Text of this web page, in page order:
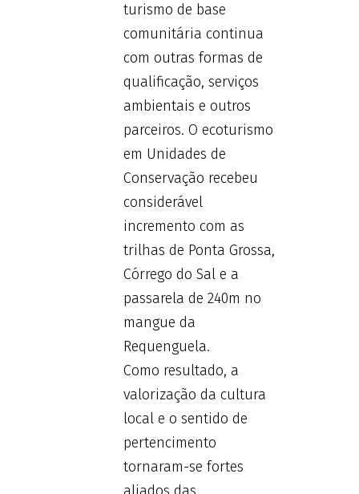
turismo de base
comunitária continua
com outras formas de
qualificação, serviços
ambientais e outros
parceiros. O ecoturismo
em Unidades de
Conservação recebeu
considerável
incremento com as
trilhas de Ponta Grossa,
Córrego do Sal e a
passarela de 240m no
mangue da
Requenguela.
Como resultado, a
valorização da cultura
local e o sentido de
pertencimento
tornaram-se fortes